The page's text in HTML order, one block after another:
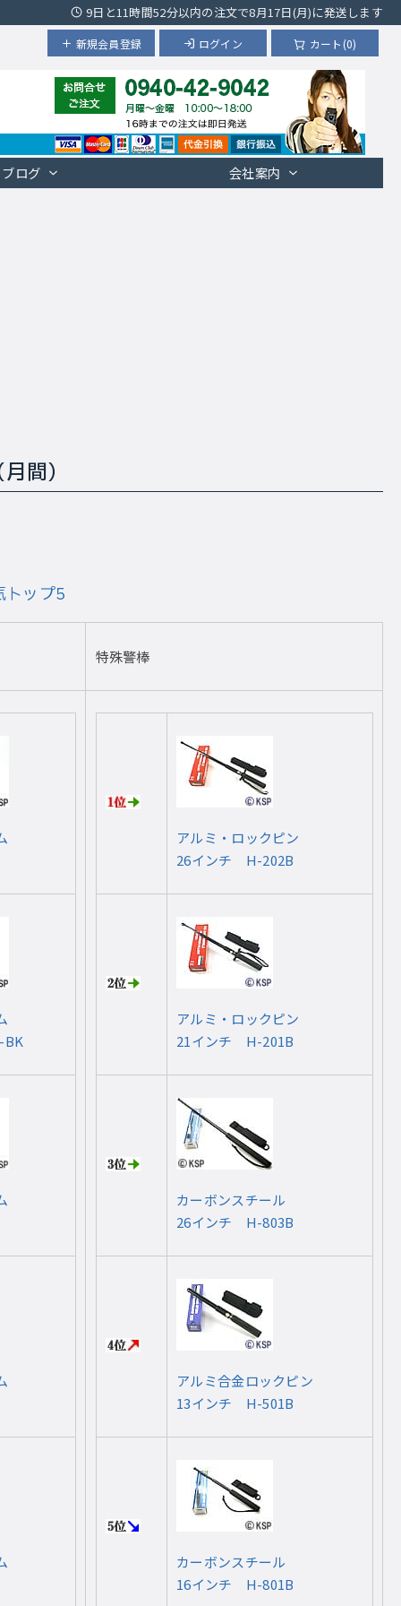
9日と11時間52分以内の注文で8月17日(月)に発送します
カート(0)
ログイン
新規会員登録
ブログ 会社案内
間）
トップ5
特殊警棒
アルミ・ロックピン
26インチ H-202B
アルミ・ロックピン
21インチ H-201B
カーボンスチール
26インチ H-803B
アルミ合金ロックピン
13インチ H-501B
カーボンスチール
16インチ H-801B